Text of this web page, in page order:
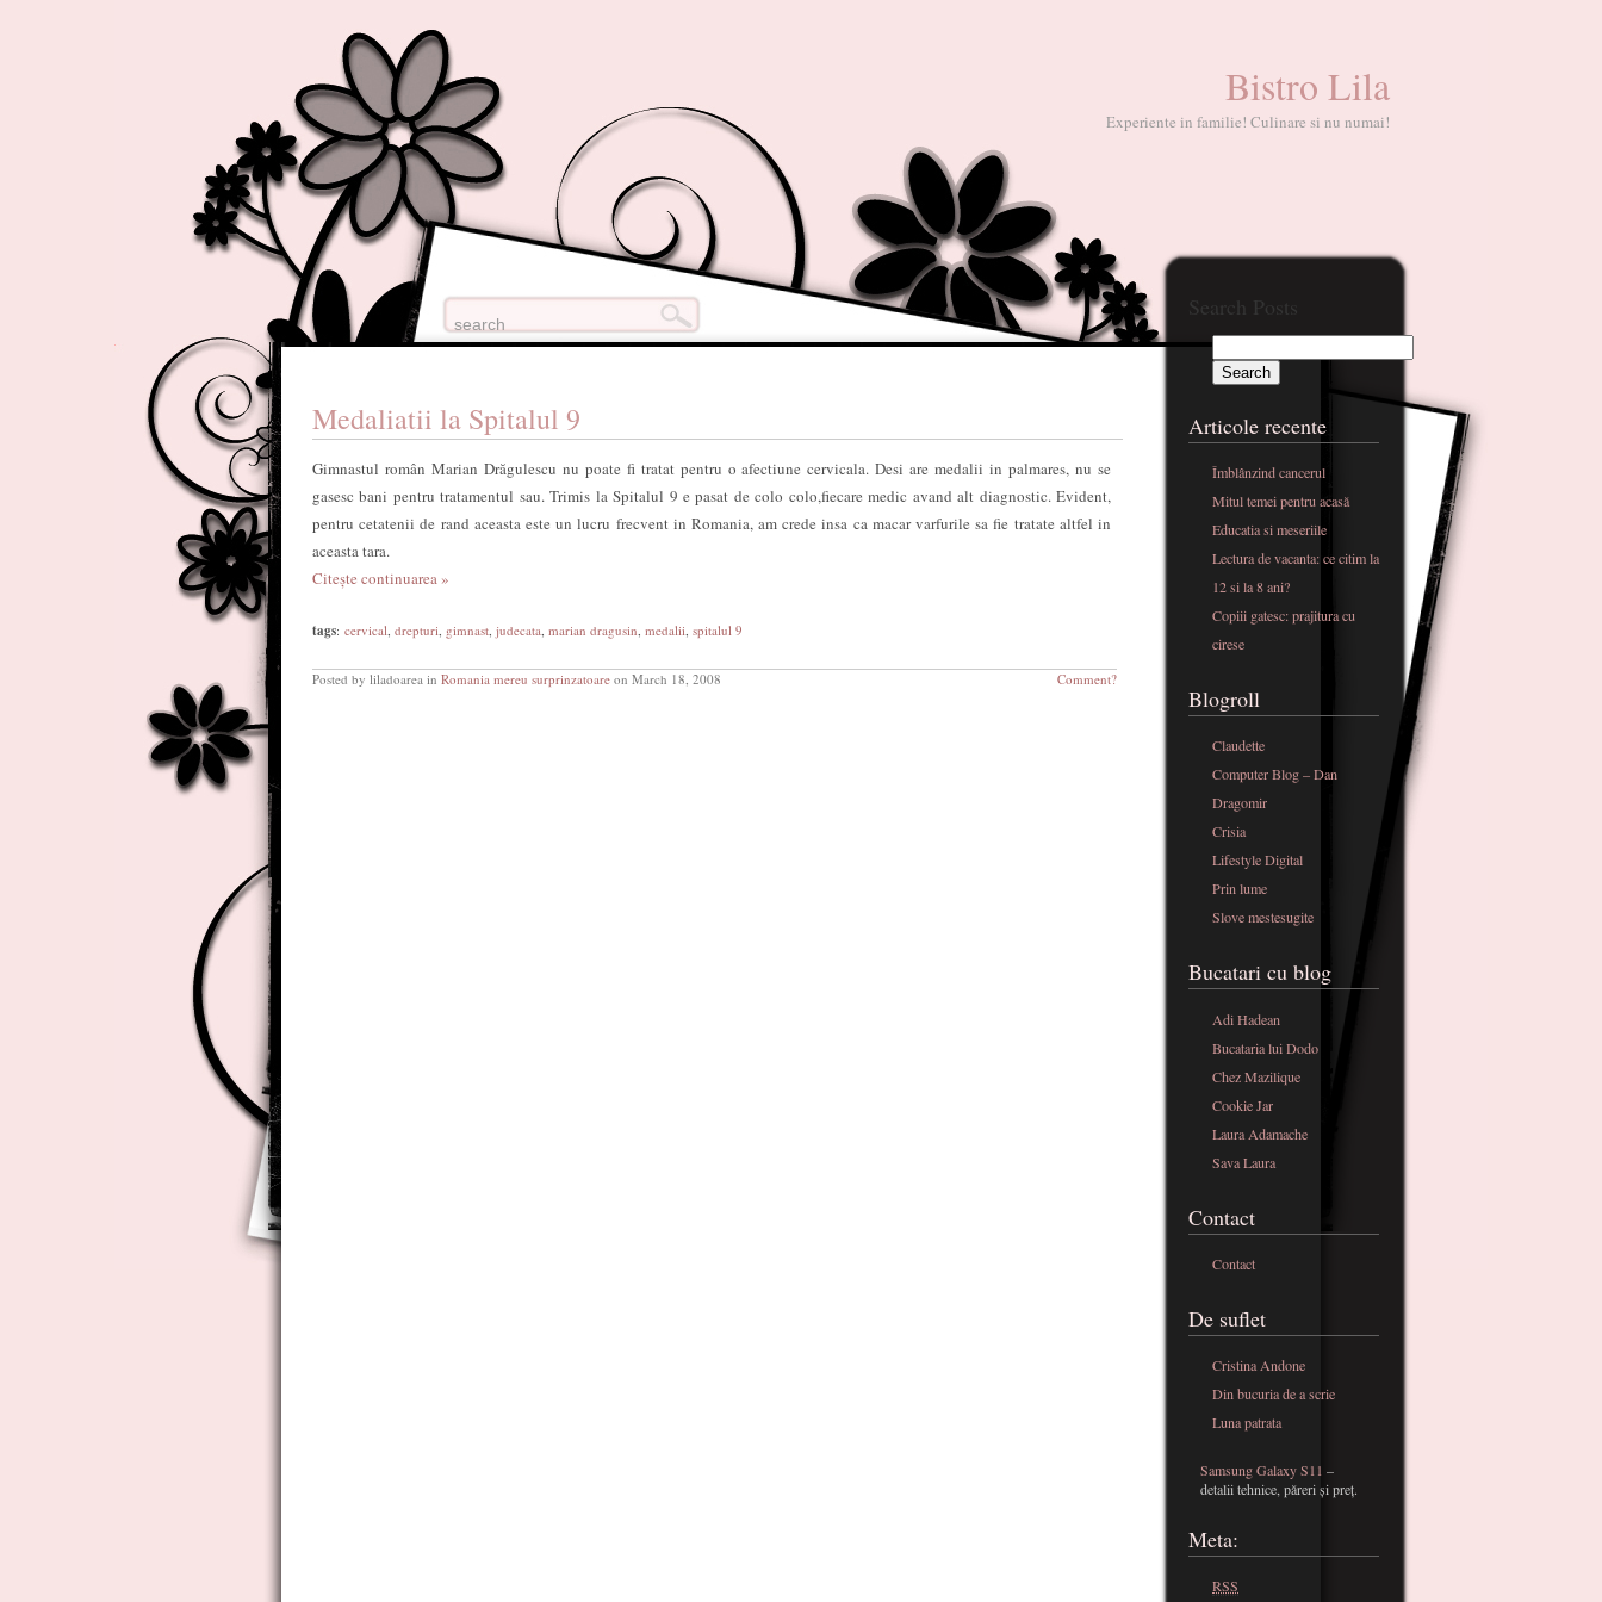
Bistro Lila
Experiente in familie! Culinare si nu numai!
Medaliatii la Spitalul 9
Gimnastul român Marian Drăgulescu nu poate fi tratat pentru o afectiune cervicala. Desi are medalii in palmares, nu se
gasesc bani pentru tratamentul sau. Trimis la Spitalul 9 e pasat de colo colo,fiecare medic avand alt diagnostic. Evident,
pentru cetatenii de rand aceasta este un lucru frecvent in Romania, am crede insa ca macar varfurile sa fie tratate altfel in
aceasta tara.
Citește continuarea »
tags: cervical, drepturi, gimnast, judecata, marian dragusin, medalii, spitalul 9
Posted by liladoarea in Romania mereu surprinzatoare on March 18, 2008 Comment?
Search Posts
Articole recente
Îmblânzind cancerul
Mitul temei pentru acasă
Educatia si meseriile
Lectura de vacanta: ce citim la
12 si la 8 ani?
Copiii gatesc: prajitura cu
cirese
Blogroll
Claudette
Computer Blog – Dan
Dragomir
Crisia
Lifestyle Digital
Prin lume
Slove mestesugite
Bucatari cu blog
Adi Hadean
Bucataria lui Dodo
Chez Mazilique
Cookie Jar
Laura Adamache
Sava Laura
Contact
Contact
De suflet
Cristina Andone
Din bucuria de a scrie
Luna patrata
Samsung Galaxy S11 –
detalii tehnice, păreri și preț.
Meta:
RSS